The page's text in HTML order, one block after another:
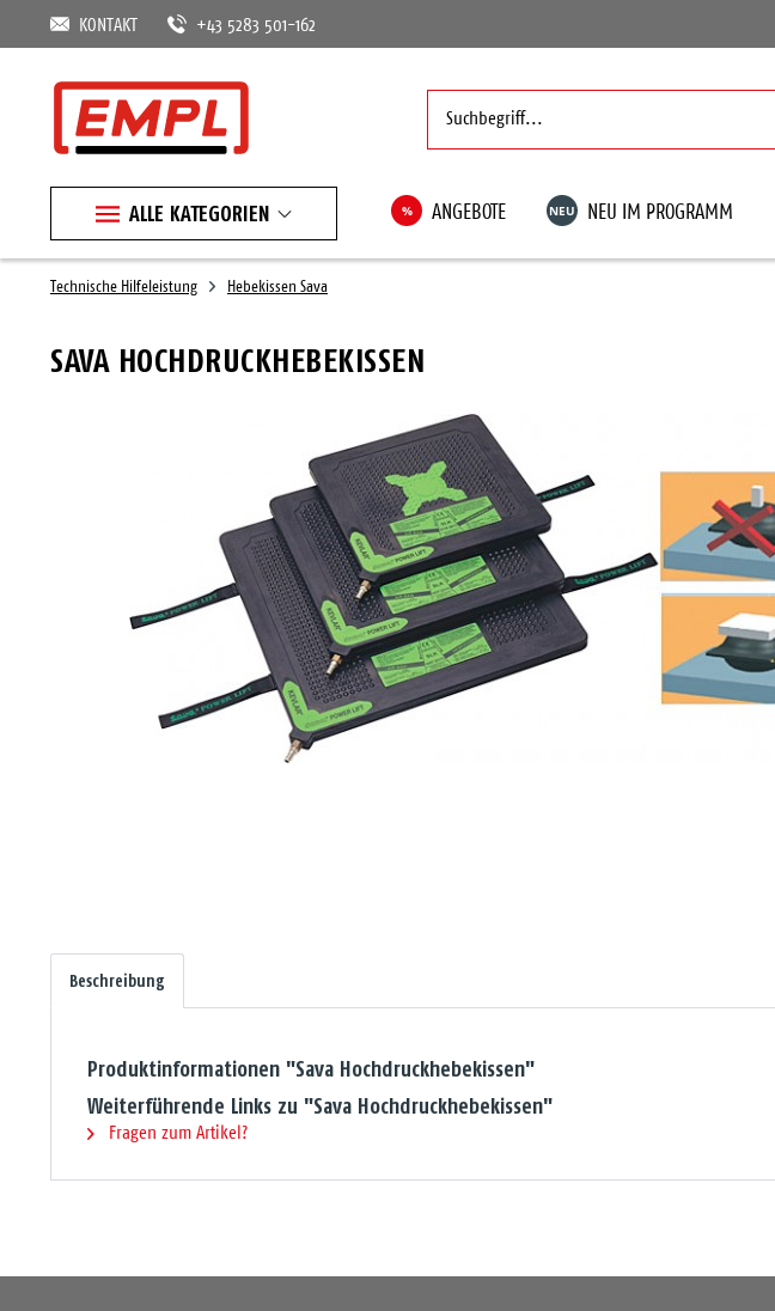
KONTAKT +43 5283 501-162
ALLE KATEGORIEN % ANGEBOTE NEU NEU IM PROGRAMM
Technische Hilfeleistung Hebekissen Sava
SAVA HOCHDRUCKHEBEKISSEN
Beschreibung
Produktinformationen "Sava Hochdruckhebekissen"
Weiterführende Links zu "Sava Hochdruckhebekissen"
Fragen zum Artikel?